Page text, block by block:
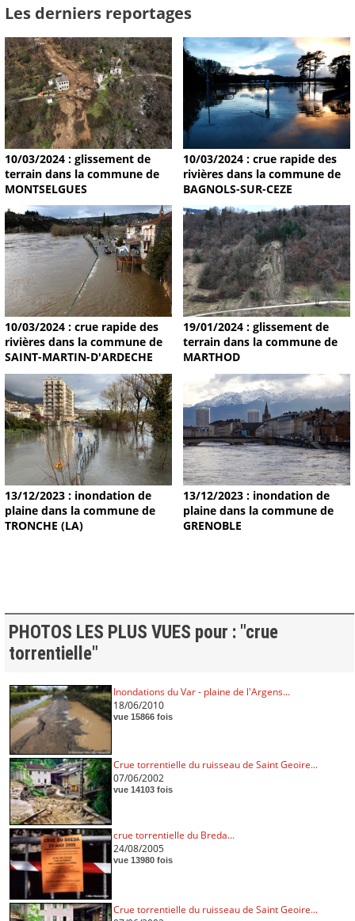
Les derniers reportages
10/03/2024 : glissement de
terrain dans la commune de
MONTSELGUES
10/03/2024 : crue rapide des
rivières dans la commune de
BAGNOLS-SUR-CEZE
10/03/2024 : crue rapide des
rivières dans la commune de
SAINT-MARTIN-D'ARDECHE
19/01/2024 : glissement de
terrain dans la commune de
MARTHOD
13/12/2023 : inondation de
plaine dans la commune de
TRONCHE (LA)
13/12/2023 : inondation de
plaine dans la commune de
GRENOBLE
PHOTOS LES PLUS VUES pour : "crue
torrentielle"
Inondations du Var - plaine de l'Argens...
18/06/2010
vue 15866 fois
Crue torrentielle du ruisseau de Saint Geoire...
07/06/2002
vue 14103 fois
crue torrentielle du Breda...
24/08/2005
vue 13980 fois
Crue torrentielle du ruisseau de Saint Geoire...